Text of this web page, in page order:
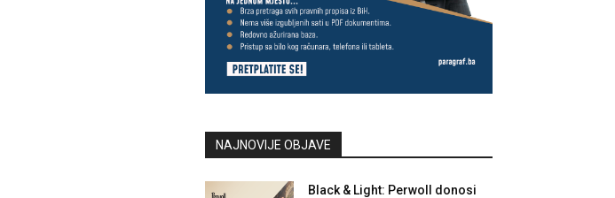
NAJNOVIJE OBJAVE
Black & Light: Perwoll donosi